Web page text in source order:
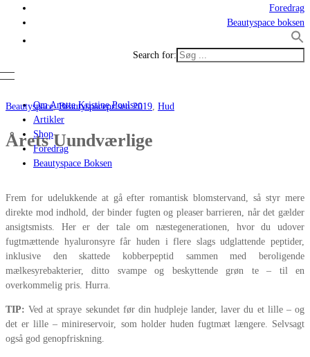
Foredrag
Beautyspace boksen
Search for:
Om Anette Kristine Poulsen
Artikler
Shop
Foredrag
Beautyspace Boksen
Beautyspace,Beautyspaceprisen 2019, Hud
Årets Uundværlige
Frem for udelukkende at gå efter romantisk blomstervand, så styr mere
direkte mod indhold, der binder fugten og pleaser barrieren, når det gælder
ansigtsmists. Her er der tale om næstegenerationen, hvor du udover
fugtmættende hyaluronsyre får huden i flere slags udglattende peptider,
inklusive den skattede kobberpeptid sammen med beroligende
mælkesyrebakterier, ditto svampe og beskyttende grøn te – til en
overkommelig pris. Hurra.
TIP: Ved at spraye sekundet før din hudpleje lander, laver du et lille – og
det er lille – minireservoir, som holder huden fugtmæt længere. Selvsagt
også god genopfriskning.